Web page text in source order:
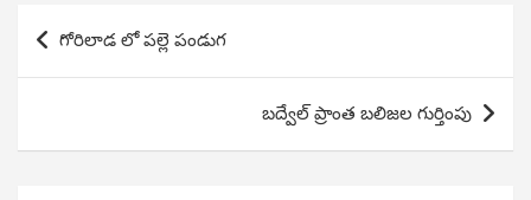
Post
navigation
గోరిలాడ లో పల్లె పండుగ
బద్వేల్ ప్రాంత బలిజల గుర్తింపు